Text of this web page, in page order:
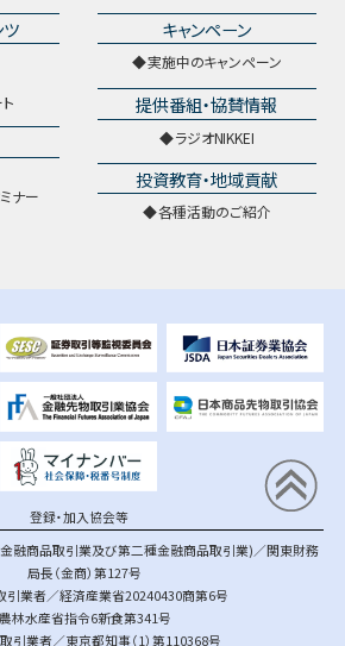
ナー
キャンペーン
実施中のキャンペーン
提供番組・協賛情報
ラジオNIKKEI
投資教育・地域貢献
各種活動のご紹介
登録・加入協会等
融商品取引業及び第二種金融商品取引業)／関東財務
局長（金商）第127号
引業者／経済産業省20240430商第6号
農林水産省指令6新食第341号
引業者／東京都知事（1）第110368号